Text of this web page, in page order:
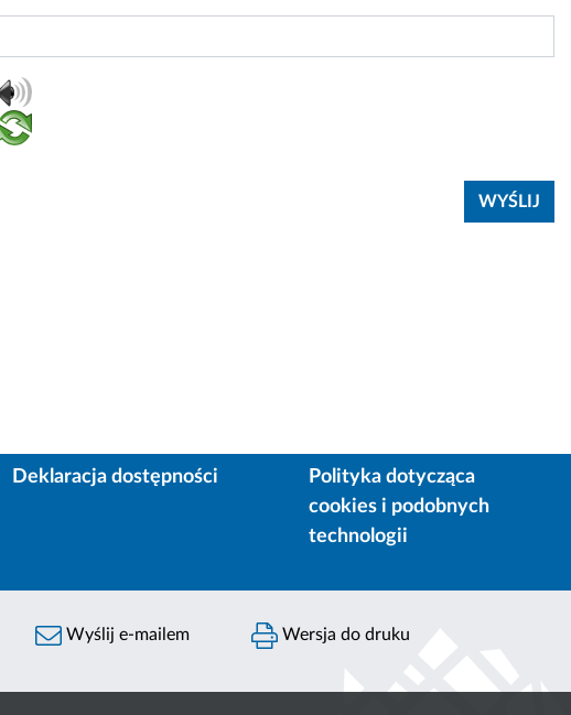
Deklaracja dostępności
Polityka dotycząca
cookies i podobnych
technologii
Wyślij e-mailem Wersja do druku